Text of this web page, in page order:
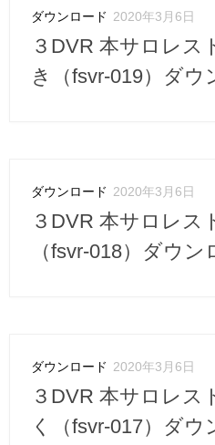
ダウンロード 2020年3月6日
３DVR 本サロレス
き（fsvr-019）ダウ
ダウンロード 2020年3月6日
３DVR 本サロレス
（fsvr-018）ダウン
ダウンロード 2020年3月6日
３DVR 本サロレス
く（fsvr-017）ダウ